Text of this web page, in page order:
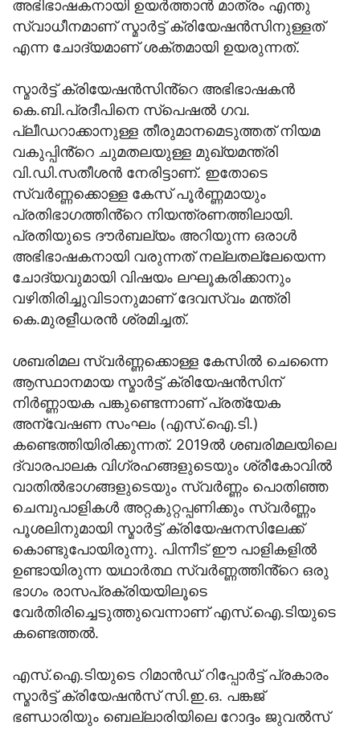
അഭിഭാഷകനായി ഉയർത്താൻ മാത്രം എന്തു
സ്വാധീനമാണ് സ്മാർട്ട് ക്രിയേഷൻസിനുള്ളത്
എന്ന ചോദ്യമാണ് ശക്തമായി ഉയരുന്നത്.
സ്മാർട്ട് ക്രിയേഷൻസിൻ്റെ അഭിഭാഷകൻ
കെ.ബി.പ്രദീപിനെ സ്പെഷൽ ഗവ.
പ്ലീഡറാക്കാനുള്ള തീരുമാനമെടുത്തത് നിയമ
വകുപ്പിൻ്റെ ചുമതലയുള്ള മുഖ്യമന്ത്രി
വി.ഡി.സതീശൻ നേരിട്ടാണ്. ഇതോടെ
സ്വർണ്ണക്കൊള്ള കേസ് പൂർണ്ണമായും
പ്രതിഭാഗത്തിൻ്റെ നിയന്ത്രണത്തിലായി.
പ്രതിയുടെ ദൗര്‍ബല്യം അറിയുന്ന ഒരാള്‍
അഭിഭാഷകനായി വരുന്നത് നല്ലതല്ലേയെന്ന
ചോദ്യവുമായി വിഷയം ലഘൂകരിക്കാനും
വഴിതിരിച്ചുവിടാനുമാണ് ദേവസ്വം മന്ത്രി
കെ.മുരളീധരൻ ശ്രമിച്ചത്.
ശബരിമല സ്വർണ്ണക്കൊള്ള കേസിൽ ചെന്നൈ
ആസ്ഥാനമായ സ്മാർട്ട് ക്രിയേഷൻസിന്
നിർണ്ണായക പങ്കുണ്ടെന്നാണ് പ്രത്യേക
അന്വേഷണ സംഘം (എസ്.ഐ.ടി.)
കണ്ടെത്തിയിരിക്കുന്നത്. 2019ൽ ശബരിമലയിലെ
ദ്വാരപാലക വിഗ്രഹങ്ങളുടെയും ശ്രീകോവിൽ
വാതിൽഭാഗങ്ങളുടെയും സ്വർണ്ണം പൊതിഞ്ഞ
ചെമ്പുപാളികൾ അറ്റകുറ്റപ്പണിക്കും സ്വർണ്ണം
പൂശലിനുമായി സ്മാർട്ട് ക്രിയേഷനസിലേക്ക്
കൊണ്ടുപോയിരുന്നു. പിന്നീട് ഈ പാളികളിൽ
ഉണ്ടായിരുന്ന യഥാർത്ഥ സ്വർണ്ണത്തിൻ്റെ ഒരു
ഭാഗം രാസപ്രക്രിയയിലൂടെ
വേർതിരിച്ചെടുത്തുവെന്നാണ് എസ്.ഐ.ടിയുടെ
കണ്ടെത്തൽ.
എസ്.ഐ.ടിയുടെ റിമാൻഡ് റിപ്പോർട്ട് പ്രകാരം
സ്മാർട്ട് ക്രിയേഷൻസ് സി.ഇ.ഒ. പങ്കജ്
ഭണ്ഡാരിയും ബെല്ലാരിയിലെ റോദ്ദം ജുവൽസ്